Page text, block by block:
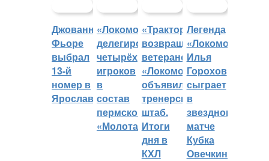
Джованни
Фьоре
выбрал
13-й
номер в
Ярославле
«Локомотив»
делегировал
четырёх
игроков
в
состав
пермского
«Молота»
«Трактор»
возвращает
ветеранов,
«Локомотив»
объявил
тренерский
штаб.
Итоги
дня в
КХЛ
Легенда
«Локомотива»
Илья
Горохов
сыграет
в
звездном
матче
Кубка
Овечкина